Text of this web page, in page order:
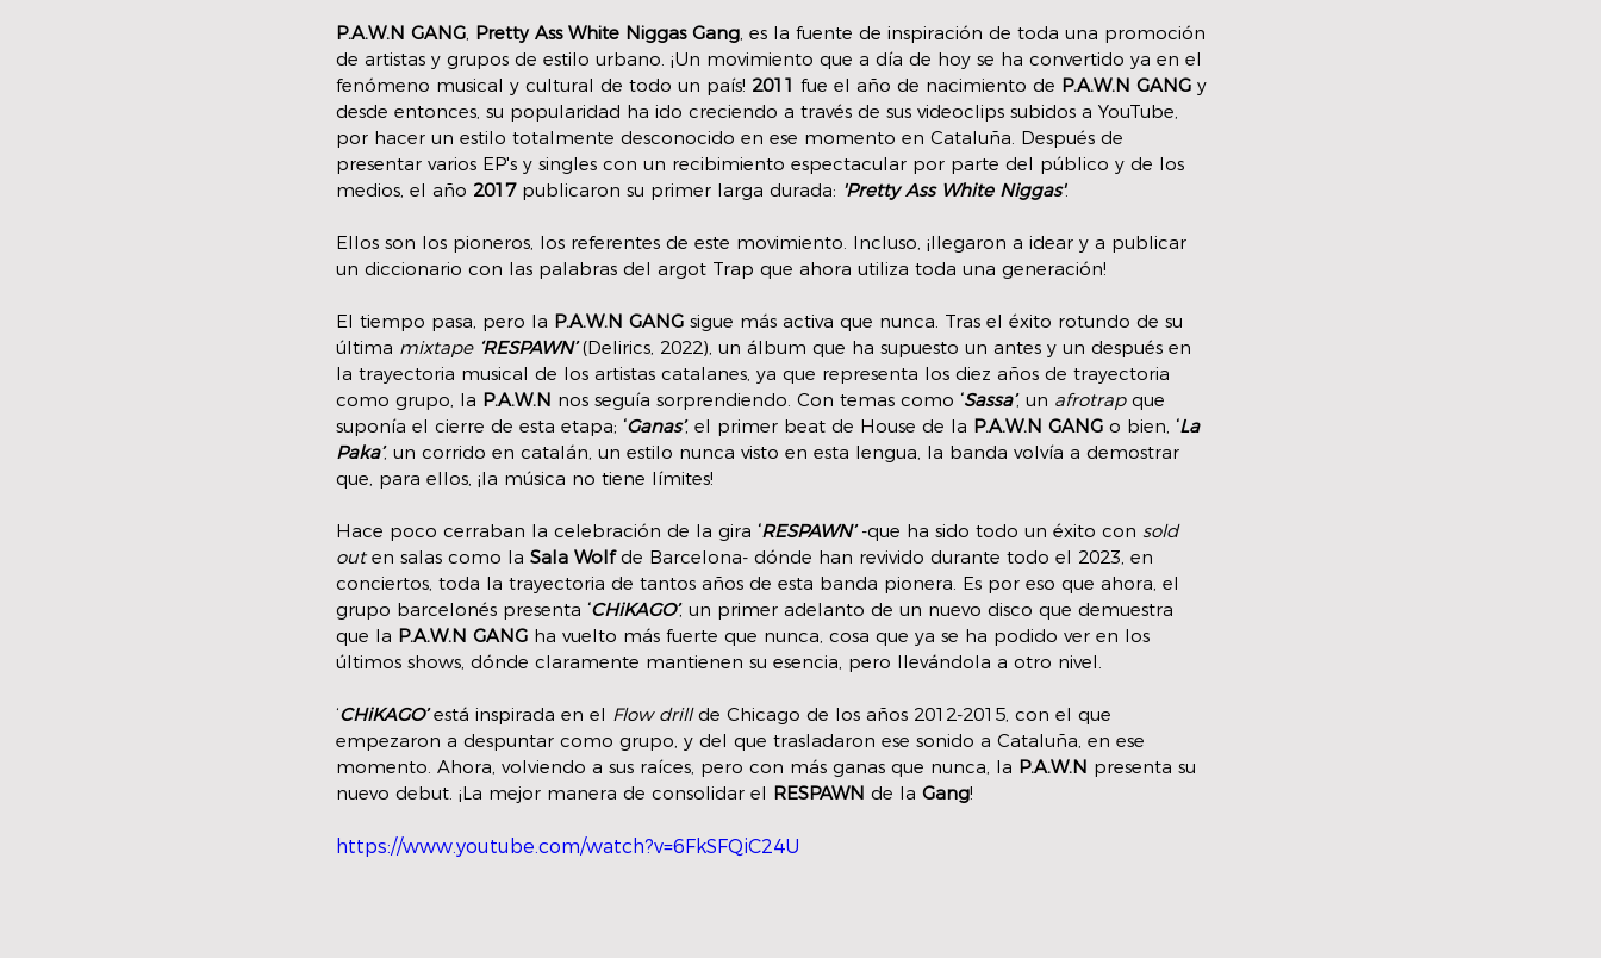
P.A.W.N GANG, Pretty Ass White Niggas Gang, es la fuente de inspiración de toda una promoción
de artistas y grupos de estilo urbano. ¡Un movimiento que a día de hoy se ha convertido ya en el
fenómeno musical y cultural de todo un país! 2011 fue el año de nacimiento de P.A.W.N GANG y
desde entonces, su popularidad ha ido creciendo a través de sus videoclips subidos a YouTube,
por hacer un estilo totalmente desconocido en ese momento en Cataluña. Después de
presentar varios EP's y singles con un recibimiento espectacular por parte del público y de los
medios, el año 2017 publicaron su primer larga durada: 'Pretty Ass White Niggas'.
Ellos son los pioneros, los referentes de este movimiento. Incluso, ¡llegaron a idear y a publicar
un diccionario con las palabras del argot Trap que ahora utiliza toda una generación!
El tiempo pasa, pero la P.A.W.N GANG sigue más activa que nunca. Tras el éxito rotundo de su
última mixtape ‘RESPAWN’ (Delirics, 2022), un álbum que ha supuesto un antes y un después en
la trayectoria musical de los artistas catalanes, ya que representa los diez años de trayectoria
como grupo, la P.A.W.N nos seguía sorprendiendo. Con temas como ‘Sassa’, un afrotrap que
suponía el cierre de esta etapa; ‘Ganas’, el primer beat de House de la P.A.W.N GANG o bien, ‘La
Paka’, un corrido en catalán, un estilo nunca visto en esta lengua, la banda volvía a demostrar
que, para ellos, ¡la música no tiene límites!
Hace poco cerraban la celebración de la gira ‘RESPAWN’ -que ha sido todo un éxito con sold
out en salas como la Sala Wolf de Barcelona- dónde han revivido durante todo el 2023, en
conciertos, toda la trayectoria de tantos años de esta banda pionera. Es por eso que ahora, el
grupo barcelonés presenta ‘CHiKAGO’, un primer adelanto de un nuevo disco que demuestra
que la P.A.W.N GANG ha vuelto más fuerte que nunca, cosa que ya se ha podido ver en los
últimos shows, dónde claramente mantienen su esencia, pero llevándola a otro nivel.
‘CHiKAGO’ está inspirada en el Flow drill de Chicago de los años 2012-2015, con el que
empezaron a despuntar como grupo, y del que trasladaron ese sonido a Cataluña, en ese
momento. Ahora, volviendo a sus raíces, pero con más ganas que nunca, la P.A.W.N presenta su
nuevo debut. ¡La mejor manera de consolidar el RESPAWN de la Gang!
https://www.youtube.com/watch?v=6FkSFQiC24U